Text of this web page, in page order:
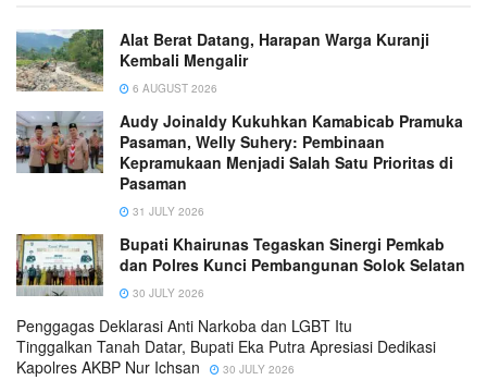
Alat Berat Datang, Harapan Warga Kuranji
Kembali Mengalir
6 AUGUST 2026
Audy Joinaldy Kukuhkan Kamabicab Pramuka
Pasaman, Welly Suhery: Pembinaan
Kepramukaan Menjadi Salah Satu Prioritas di
Pasaman
31 JULY 2026
Bupati Khairunas Tegaskan Sinergi Pemkab
dan Polres Kunci Pembangunan Solok Selatan
30 JULY 2026
Penggagas Deklarasi Anti Narkoba dan LGBT Itu
Tinggalkan Tanah Datar, Bupati Eka Putra Apresiasi Dedikasi
Kapolres AKBP Nur Ichsan
30 JULY 2026